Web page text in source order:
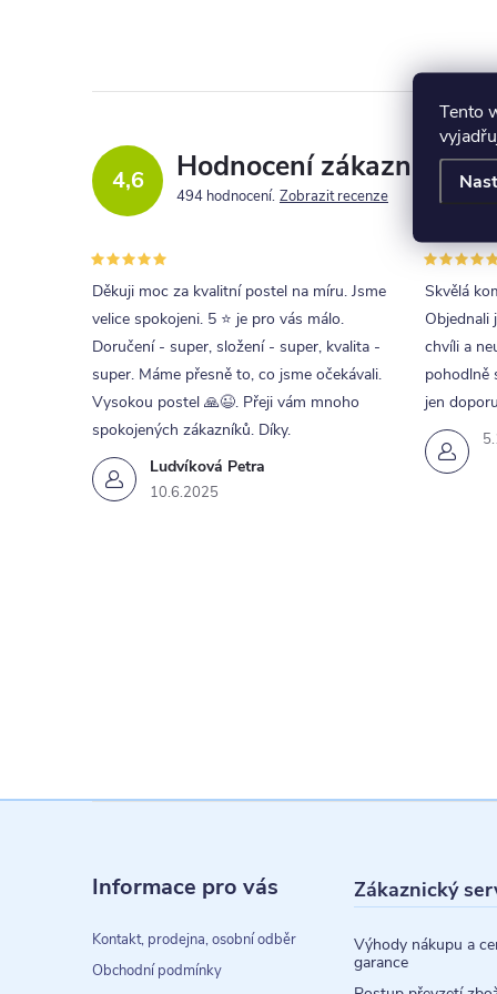
Tento
4,6 Hodnocení zákazníků
494 hodnocení Zobrazit recenze
Ludvíková Petra
10.6.2025
Děkuji moc za kvalitní postel na míru. Jsme
velice spokojeni. 5 ⭐ je pro vás málo.
Doručení - super, složení - super, kvalita -
super. Máme přesně to, co jsme očekávali.
Vysokou postel 🙏😉. Přeji vám mnoho
spokojených zákazníků. Díky.
Skvělá
Objednali
chvíli a
pohodlně
jen
Informace pro vás
Kontakt, prodejna, osobní odběr
Obchodní podmínky
Zákaznický
Výhody nákupu a
garance